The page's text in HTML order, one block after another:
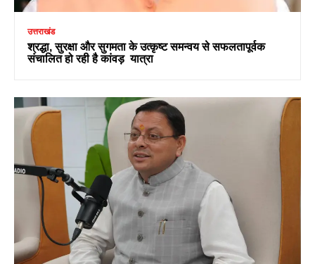
उत्तराखंड
श्रद्धा, सुरक्षा और सुगमता के उत्कृष्ट समन्वय से सफलतापूर्वक
संचालित हो रही है कांवड़ यात्रा